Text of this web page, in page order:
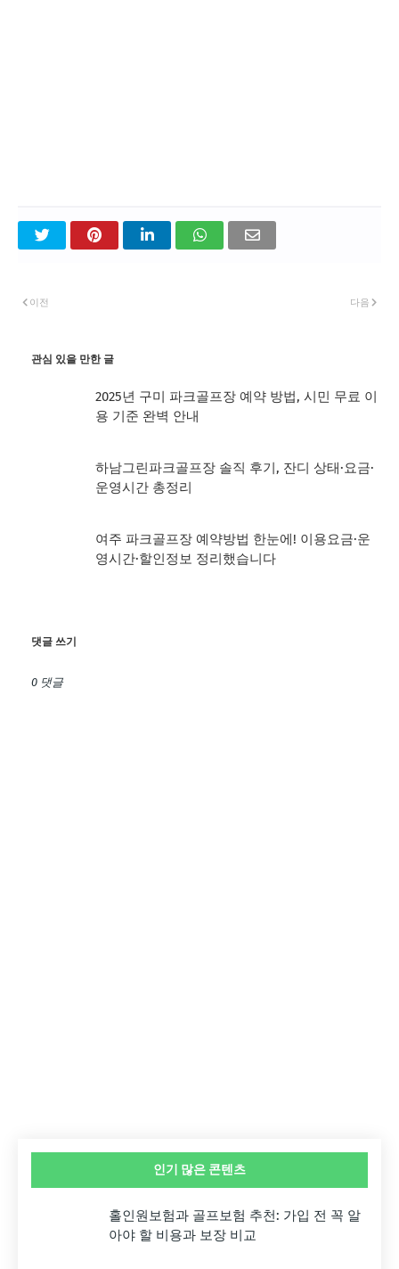
다음
이전
관심 있을 만한 글
2025년 구미 파크골프장 예약 방법, 시민 무료 이
용 기준 완벽 안내
하남그린파크골프장 솔직 후기, 잔디 상태·요금·
운영시간 총정리
여주 파크골프장 예약방법 한눈에! 이용요금·운
영시간·할인정보 정리했습니다
댓글 쓰기
0 댓글
인기 많은 콘텐츠
홀인원보험과 골프보험 추천: 가입 전 꼭 알
아야 할 비용과 보장 비교